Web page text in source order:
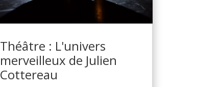
Théâtre : L'univers
merveilleux de Julien
Cottereau